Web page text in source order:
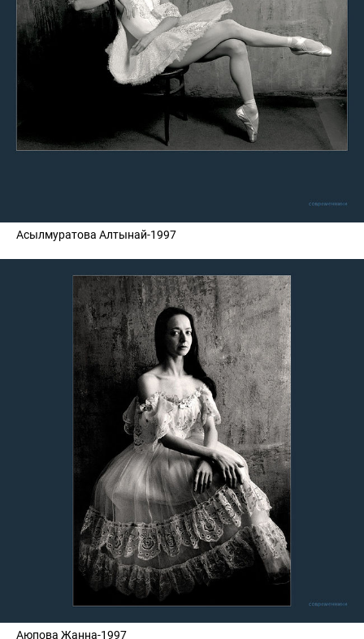
Асылмуратова Алтынай-1997
Аюпова Жанна-1997